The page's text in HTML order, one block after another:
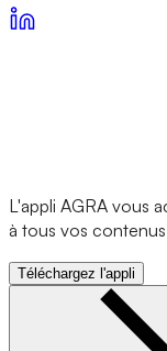
L'appli AGRA vous
à tous vos
Téléchargez l'appli